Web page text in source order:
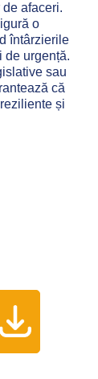
afaceri.
o
întârzierile
de urgență.
sau
că
și